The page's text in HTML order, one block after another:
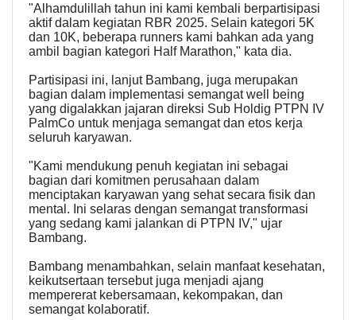
"Alhamdulillah tahun ini kami kembali berpartisipasi
aktif dalam kegiatan RBR 2025. Selain kategori 5K
dan 10K, beberapa runners kami bahkan ada yang
ambil bagian kategori Half Marathon," kata dia.
Partisipasi ini, lanjut Bambang, juga merupakan
bagian dalam implementasi semangat well being
yang digalakkan jajaran direksi Sub Holdig PTPN IV
PalmCo untuk menjaga semangat dan etos kerja
seluruh karyawan.
"Kami mendukung penuh kegiatan ini sebagai
bagian dari komitmen perusahaan dalam
menciptakan karyawan yang sehat secara fisik dan
mental. Ini selaras dengan semangat transformasi
yang sedang kami jalankan di PTPN IV," ujar
Bambang.
Bambang menambahkan, selain manfaat kesehatan,
keikutsertaan tersebut juga menjadi ajang
mempererat kebersamaan, kekompakan, dan
semangat kolaboratif.